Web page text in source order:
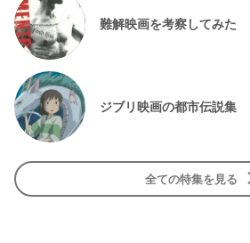
難解映画を考察してみた
ジブリ映画の都市伝説集
全ての特集を見る